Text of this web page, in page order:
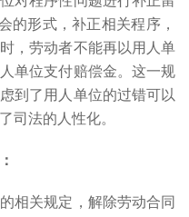
的形式，补正相关程序，
，劳动者不能再以用人单
单位支付赔偿金。这一规
到了用人单位的过错可以
司法的人性化。
相关规定，解除劳动合同